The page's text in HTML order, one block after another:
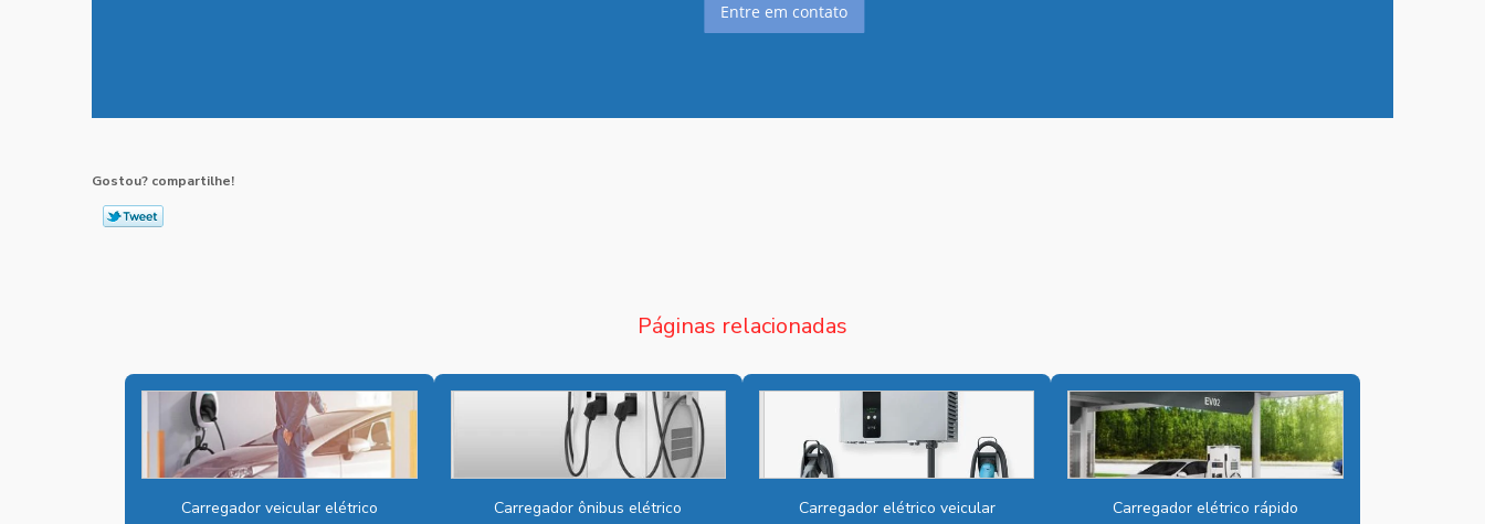
Entre em contato
Gostou? compartilhe!
BATERIAS INDUSTRIAIS
CARREGADOR DE BATERIA INDUSTRIAL
CARREGADOR CAMINHÃO ELÉTRICO
Páginas relacionadas
Carregador veicular elétrico Carregador ônibus elétrico Carregador elétrico veicular Carregador elétrico rápido